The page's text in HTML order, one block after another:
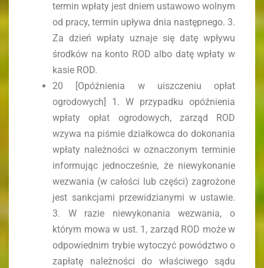
termin wpłaty jest dniem ustawowo wolnym
od pracy, termin upływa dnia następnego. 3.
Za dzień wpłaty uznaje się datę wpływu
środków na konto ROD albo datę wpłaty w
kasie ROD.
20 [Opóźnienia w uiszczeniu opłat
ogrodowych] 1. W przypadku opóźnienia
wpłaty opłat ogrodowych, zarząd ROD
wzywa na piśmie działkowca do dokonania
wpłaty należności w oznaczonym terminie
informując jednocześnie, że niewykonanie
wezwania (w całości lub części) zagrożone
jest sankcjami przewidzianymi w ustawie.
3. W razie niewykonania wezwania, o
którym mowa w ust. 1, zarząd ROD może w
odpowiednim trybie wytoczyć powództwo o
zapłatę należności do właściwego sądu